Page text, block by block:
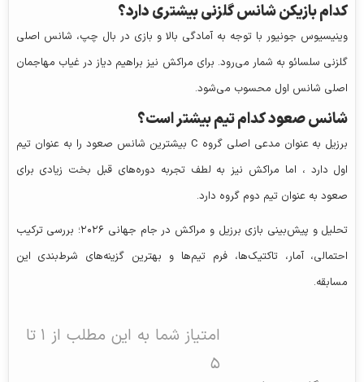
کدام بازیکن شانس گلزنی بیشتری دارد؟
وینیسیوس جونیور با توجه به آمادگی بالا و بازی در بال چپ، شانس اصلی
گلزنی سلسائو به شمار می‌رود. برای مراکش نیز براهیم دیاز در غیاب مهاجمان
اصلی شانس اول محسوب می‌شود.
شانس صعود کدام تیم بیشتر است؟
برزیل به عنوان مدعی اصلی گروه C بیشترین شانس صعود را به عنوان تیم
اول دارد ، اما مراکش نیز به لطف تجربه دوره‌های قبل بخت زیادی برای
صعود به عنوان تیم دوم گروه دارد.
تحلیل و پیش‌بینی بازی برزیل و مراکش در جام جهانی ۲۰۲۶؛ بررسی ترکیب
احتمالی، آمار، تاکتیک‌ها، فرم تیم‌ها و بهترین گزینه‌های شرط‌بندی این
مسابقه.
امتیاز شما به این مطلب از ۱ تا
۵